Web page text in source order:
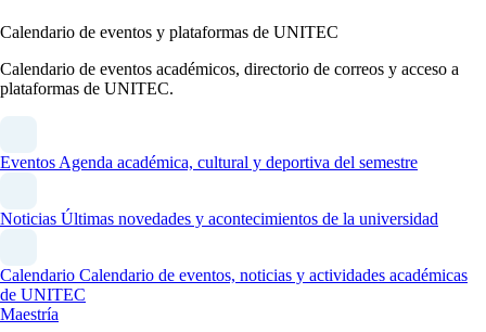
Calendario de eventos y plataformas de UNITEC
Calendario de eventos académicos, directorio de correos y acceso a
plataformas de UNITEC.
Eventos Agenda académica, cultural y deportiva del semestre
Noticias Últimas novedades y acontecimientos de la universidad
Calendario Calendario de eventos, noticias y actividades académicas
de UNITEC
Maestría